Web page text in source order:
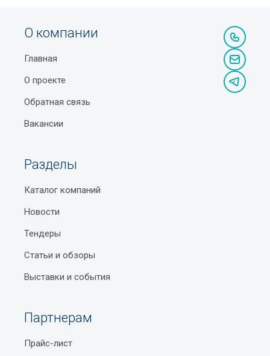
О компании
Главная
О проекте
Обратная связь
Вакансии
Разделы
Каталог компаний
Новости
Тендеры
Статьи и обзоры
Выставки и события
Партнерам
Прайс-лист